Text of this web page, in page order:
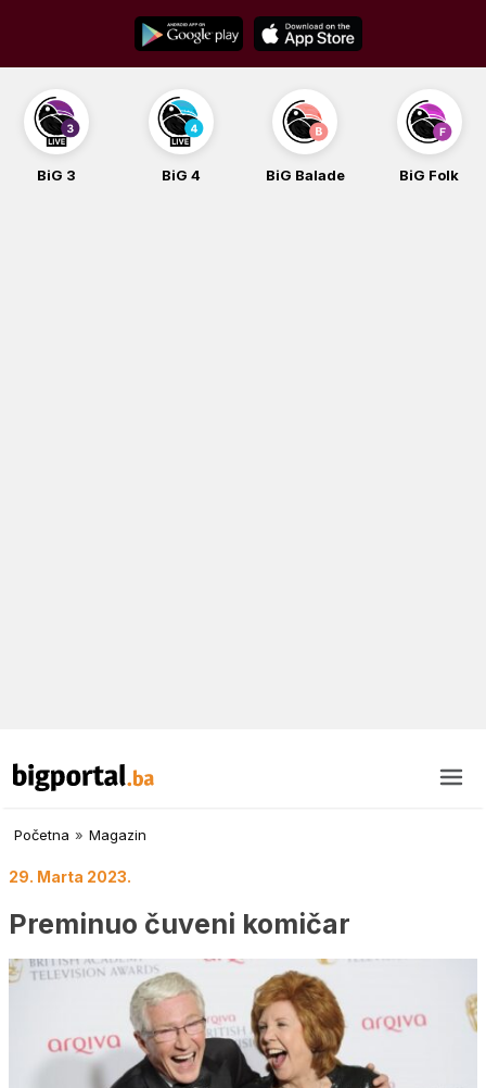
content
BiG 4 BiG Balade BiG Folk BiG iG
Početna » Magazin
29. Marta 2023.
Preminuo čuveni komičar